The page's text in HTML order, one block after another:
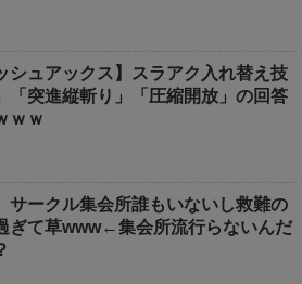
シュアックス】スラアク入れ替え技
「突進縦斬り」「圧縮開放」の回答
ｗｗ
サークル集会所誰もいないし救難の
ぎて草www←集会所流行らないんだ